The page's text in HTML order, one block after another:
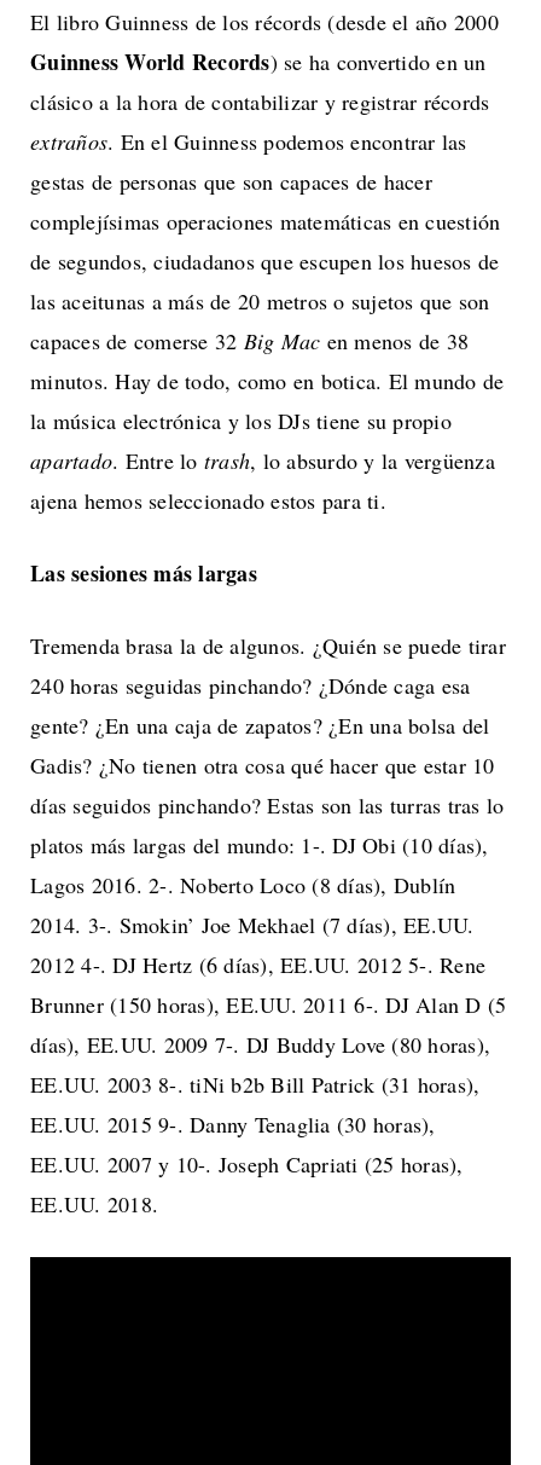
El libro Guinness de los récords (desde el año 2000
Guinness World Records) se ha convertido en un
clásico a la hora de contabilizar y registrar récords
extraños. En el Guinness podemos encontrar las
gestas de personas que son capaces de hacer
complejísimas operaciones matemáticas en cuestión
de segundos, ciudadanos que escupen los huesos de
las aceitunas a más de 20 metros o sujetos que son
capaces de comerse 32 Big Mac en menos de 38
minutos. Hay de todo, como en botica. El mundo de
la música electrónica y los DJs tiene su propio
apartado. Entre lo trash, lo absurdo y la vergüenza
ajena hemos seleccionado estos para ti.
Las sesiones más largas
Tremenda brasa la de algunos. ¿Quién se puede tirar
240 horas seguidas pinchando? ¿Dónde caga esa
gente? ¿En una caja de zapatos? ¿En una bolsa del
Gadis? ¿No tienen otra cosa qué hacer que estar 10
días seguidos pinchando? Estas son las turras tras lo
platos más largas del mundo: 1-. DJ Obi (10 días),
Lagos 2016. 2-. Noberto Loco (8 días), Dublín
2014. 3-. Smokin’ Joe Mekhael (7 días), EE.UU.
2012 4-. DJ Hertz (6 días), EE.UU. 2012 5-. Rene
Brunner (150 horas), EE.UU. 2011 6-. DJ Alan D (5
días), EE.UU. 2009 7-. DJ Buddy Love (80 horas),
EE.UU. 2003 8-. tiNi b2b Bill Patrick (31 horas),
EE.UU. 2015 9-. Danny Tenaglia (30 horas),
EE.UU. 2007 y 10-. Joseph Capriati (25 horas),
EE.UU. 2018.